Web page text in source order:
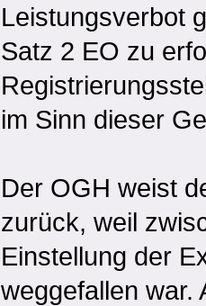
Leistungsverbot
Satz 2 EO zu
im Sinn dieser
Der OGH weist
zurück, weil
Einstellung der
weggefallen war.